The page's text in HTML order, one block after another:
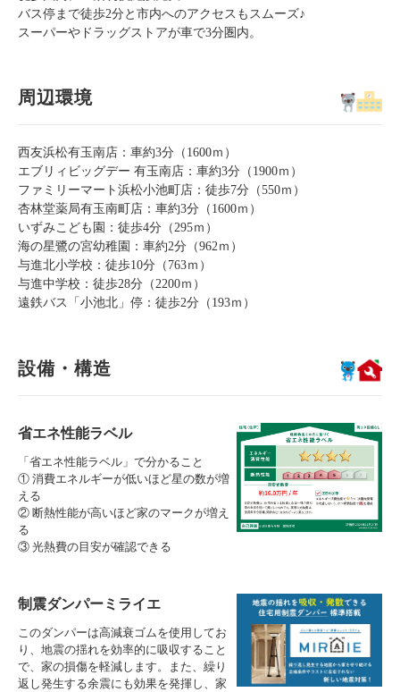
バス停まで徒歩2分と市内へのアクセスもスムーズ♪
スーパーやドラッグストアが車で3分圏内。
周辺環境
西友浜松有玉南店：車約3分（1600ｍ）
エブリィビッグデー 有玉南店：車約3分（1900ｍ）
ファミリーマート浜松小池町店：徒歩7分（550ｍ）
杏林堂薬局有玉南町店：車約3分（1600ｍ）
いずみこども園：徒歩4分（295ｍ）
海の星鷺の宮幼稚園：車約2分（962ｍ）
与進北小学校：徒歩10分（763ｍ）
与進中学校：徒歩28分（2200ｍ）
遠鉄バス「小池北」停：徒歩2分（193ｍ）
設備・構造
省エネ性能ラベル
「省エネ性能ラベル」で分かること
① 消費エネルギーが低いほど星の数が増
える
② 断熱性能が高いほど家のマークが増え
る
③ 光熱費の目安が確認できる
制震ダンパーミライエ
このダンパーは高減衰ゴムを使用してお
り、地震の揺れを効率的に吸収すること
で、家の損傷を軽減します。また、繰り
返し発生する余震にも効果を発揮し、家